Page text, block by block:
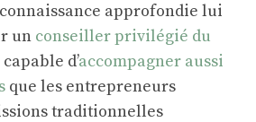
approfondie lui
un conseiller privilégié du
capable d’accompagner aussi
que les entrepreneurs
traditionnelles